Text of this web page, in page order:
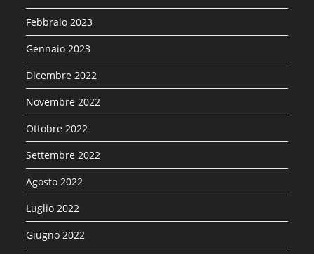
Febbraio 2023
Gennaio 2023
Dicembre 2022
Novembre 2022
Ottobre 2022
Settembre 2022
Agosto 2022
Luglio 2022
Giugno 2022